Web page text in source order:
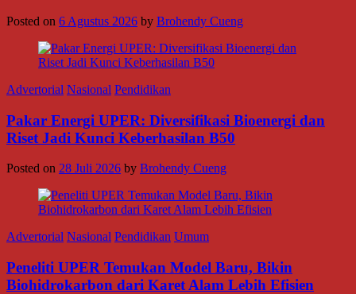
Posted on 6 Agustus 2026 by Brohendy Cueng
Advertorial Nasional Pendidikan
Pakar Energi UPER: Diversifikasi Bioenergi dan
Riset Jadi Kunci Keberhasilan B50
Posted on 28 Juli 2026 by Brohendy Cueng
Advertorial Nasional Pendidikan Umum
Peneliti UPER Temukan Model Baru, Bikin
Biohidrokarbon dari Karet Alam Lebih Efisien